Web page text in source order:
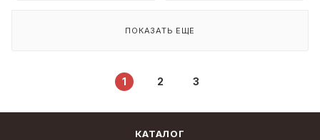
ПОКАЗАТЬ ЕЩЕ
1 2 3
КАТАЛОГ